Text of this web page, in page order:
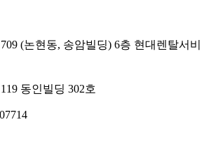
(논현동, 송암빌딩) 6층 현대렌탈서비
동인빌딩 302호